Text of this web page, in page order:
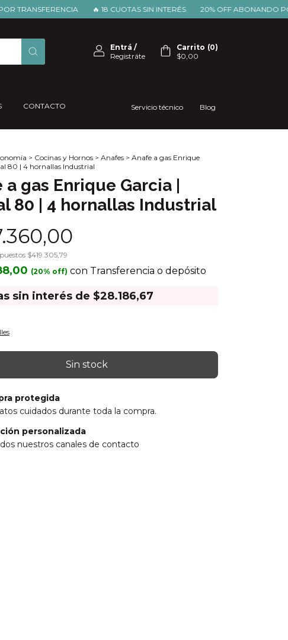
🔥 18 CUOTAS SIN INTERÉS 20% OFF ABONANDO POR
Entrá /
Registráte
Carrito (0)
$0,00
CONTACTO Servicio técnico Blog
> Cocinas y Hornos > Anafes > Anafe a gas Enrique
80 | 4 hornallas Industrial
a gas Enrique Garcia |
80 | 4 hornallas Industrial
$419.305,79
con Transferencia o depósito
sin interés de $28.186,67
protegida
cuidados durante toda la compra.
personalizada
nuestros canales de contacto